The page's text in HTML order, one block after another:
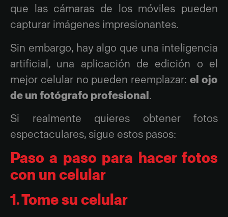
que las cámaras de los móviles pueden
capturar imágenes impresionantes.
Sin embargo, hay algo que una inteligencia
artificial, una aplicación de edición o el
mejor celular no pueden reemplazar:el ojo
de un fotógrafo profesional.
Si realmente quieres obtener fotos
espectaculares, sigue estos pasos:
Paso a paso para hacer fotos
con un celular
1. Tome su celular